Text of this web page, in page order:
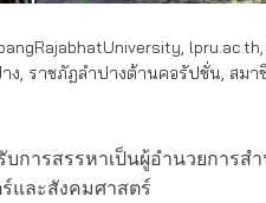
, lpru.ac.th,
ง, ราชภัฏลำปางต้านคอรัปชั่น, สมา
การสรรหาเป็นผู้อำนวยการส
ละสังคมศาสตร์